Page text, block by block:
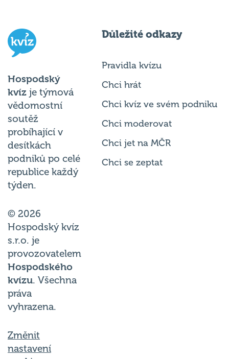
Hospodský
kvíz je týmová
vědomostní
soutěž
probíhající v
desítkách
podniků po celé
republice každý
týden.
© 2026
Hospodský kvíz
s.r.o. je
provozovatelem
Hospodského
kvízu. Všechna
práva
vyhrazena.
Změnit
nastavení
Důležité odkazy
Pravidla kvízu
Chci hrát
Chci kvíz ve svém podniku
Chci moderovat
Chci jet na MČR
Chci se zeptat